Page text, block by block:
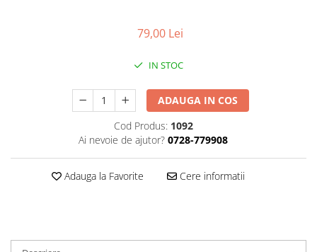
Produse de bucatarie kjøk
Pachete Promo
79,00 Lei
IN STOC
ADAUGA IN COS
Cod Produs: 1092
Ai nevoie de ajutor? 0728-779908
Adauga la Favorite Cere informatii